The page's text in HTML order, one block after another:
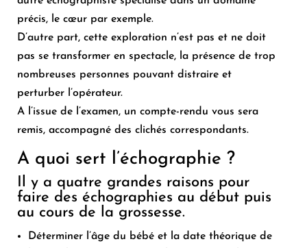
précis, le cœur par exemple.
D’autre part, cette exploration n’est pas et ne doit
pas se transformer en spectacle, la présence de trop
nombreuses personnes pouvant distraire et
perturber l’opérateur.
A l’issue de l’examen, un compte-rendu vous sera
remis, accompagné des clichés correspondants.
A quoi sert l’échographie ?
Il y a quatre grandes raisons pour
faire des échographies au début puis
au cours de la grossesse.
Déterminer l’âge du bébé et la date théorique de